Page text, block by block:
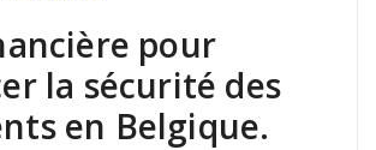
pour
la sécurité des
en Belgique.